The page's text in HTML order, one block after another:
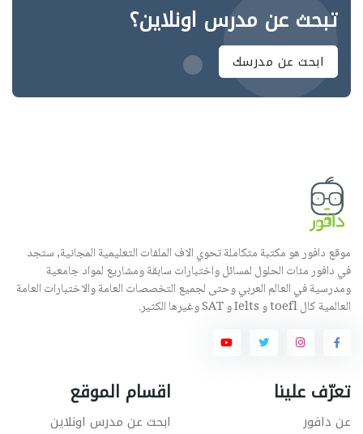
تبحث عن مدرس اونلاين؟
ابحث عن مدرسك
موقع دافور هو مكتبة متكاملة تحوي الاف الملفات التعليمية المجانية, ستجد
في دافور مئات الحلول لمسائل واختبارات سابقة ومشاريع لمواد جامعية
ومدرسية في العالم العربي وحتى لجميع التخصصات العامة والاختبارات العامة
العالمية كال toefl و Ielts و SAT وغيرها الكثير.
تعرّف علينا
عن دافور
اقسام الموقع
ابحث عن مدرس اونلاين